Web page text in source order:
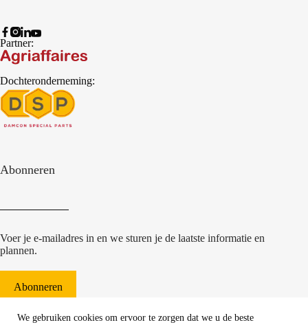
We gebruiken cookies om ervoor te zorgen dat we u de beste
Partner:
Dochteronderneming:
Abonneren
Voer je e-mailadres in en we sturen je de laatste informatie en
plannen.
Abonneren
websiteontwikkeling Communicatieregisseurs*